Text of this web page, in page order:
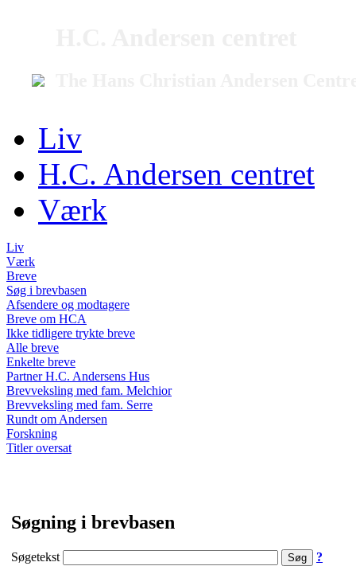
Liv
H.C. Andersen centret
Værk
Liv
Værk
Breve
Søg i brevbasen
Afsendere og modtagere
Breve om HCA
Ikke tidligere trykte breve
Alle breve
Enkelte breve
Partner H.C. Andersens Hus
Brevveksling med fam. Melchior
Brevveksling med fam. Serre
Rundt om Andersen
Forskning
Titler oversat
Søgning i brevbasen
Søgetekst ?